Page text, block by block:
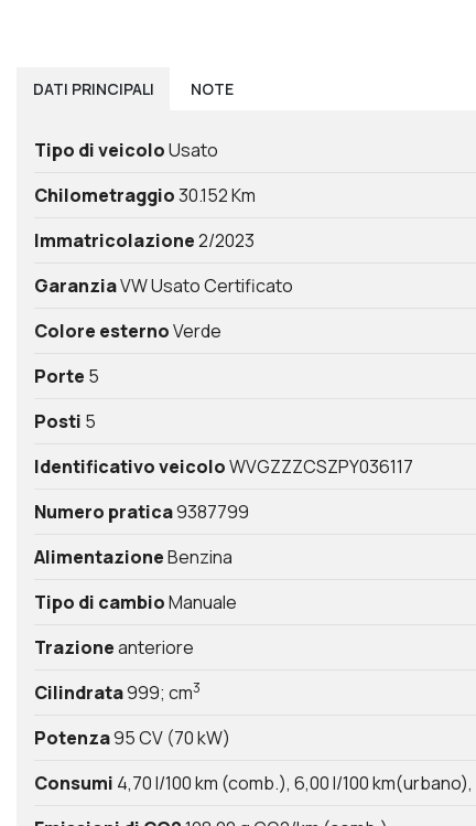
DATI PRINCIPALI NOTE
Tipo di veicoloUsato
Chilometraggio30.152 Km
Immatricolazione2/2023
GaranziaVW Usato Certificato
Colore esternoVerde
Porte 5
Posti 5
Identificativo veicoloWVGZZZCSZPY036117
Numero pratica9387799
AlimentazioneBenzina
Tipo di cambioManuale
Trazioneanteriore
Cilindrata999; cm3
Potenza95 CV (70 kW)
Consumi 4,70 l/100 km (comb.) 6,00 l/100 km(urbano)